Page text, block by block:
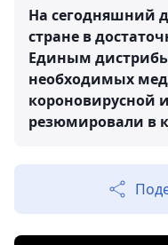
На сегодняшний
стране в
Единым
необходимых
короновирусной
резюмировали в